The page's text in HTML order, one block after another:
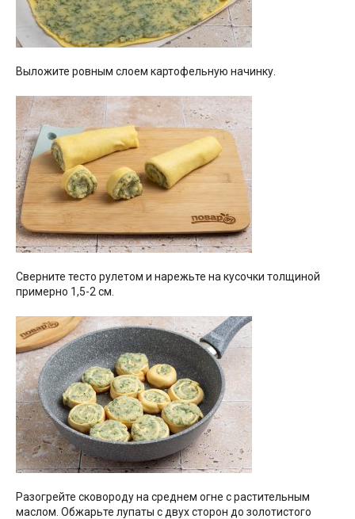
Выложите ровным слоем картофельную начинку.
Сверните тесто рулетом и нарежьте на кусочки толщиной
примерно 1,5-2 см.
Разогрейте сковороду на среднем огне с растительным
маслом. Обжарьте лупаты с двух сторон до золотистого